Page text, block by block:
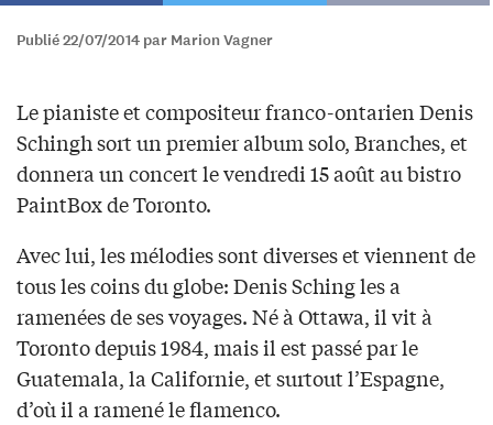
Publié 22/07/2014 par Marion Vagner
Le pianiste et compositeur franco-ontarien Denis
Schingh sort un premier album solo, Branches, et
donnera un concert le vendredi 15 août au bistro
PaintBox de Toronto.
Avec lui, les mélodies sont diverses et viennent de
tous les coins du globe: Denis Sching les a
ramenées de ses voyages. Né à Ottawa, il vit à
Toronto depuis 1984, mais il est passé par le
Guatemala, la Californie, et surtout l’Espagne,
d’où il a ramené le flamenco.